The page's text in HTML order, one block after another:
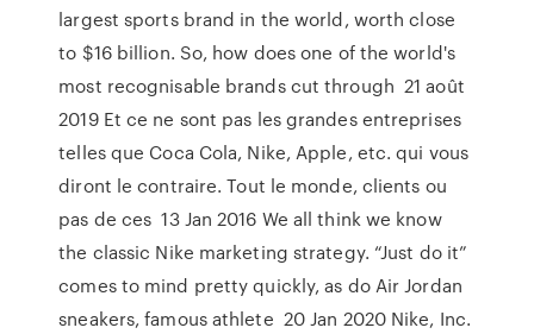
largest sports brand in the world, worth close
to $16 billion. So, how does one of the world's
most recognisable brands cut through 21 août
2019 Et ce ne sont pas les grandes entreprises
telles que Coca Cola, Nike, Apple, etc. qui vous
diront le contraire. Tout le monde, clients ou
pas de ces 13 Jan 2016 We all think we know
the classic Nike marketing strategy. “Just do it”
comes to mind pretty quickly, as do Air Jordan
sneakers, famous athlete 20 Jan 2020 Nike, Inc.